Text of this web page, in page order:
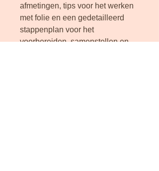
afmetingen, tips voor het werken
met folie en een gedetailleerd
stappenplan voor het
voorbereiden, samenstellen en